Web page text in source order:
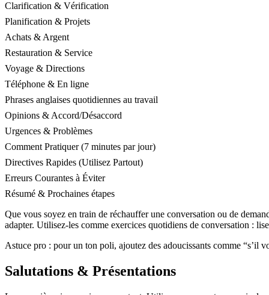
Clarification & Vérification
Planification & Projets
Achats & Argent
Restauration & Service
Voyage & Directions
Téléphone & En ligne
Phrases anglaises quotidiennes au travail
Opinions & Accord/Désaccord
Urgences & Problèmes
Comment Pratiquer (7 minutes par jour)
Directives Rapides (Utilisez Partout)
Erreurs Courantes à Éviter
Résumé & Prochaines étapes
Que vous soyez en train de réchauffer une conversation ou de
adapter. Utilisez-les comme exercices quotidiens de conversation :
Astuce pro : pour un ton poli, ajoutez des adoucissants comme “s’il
Salutations & Présentations